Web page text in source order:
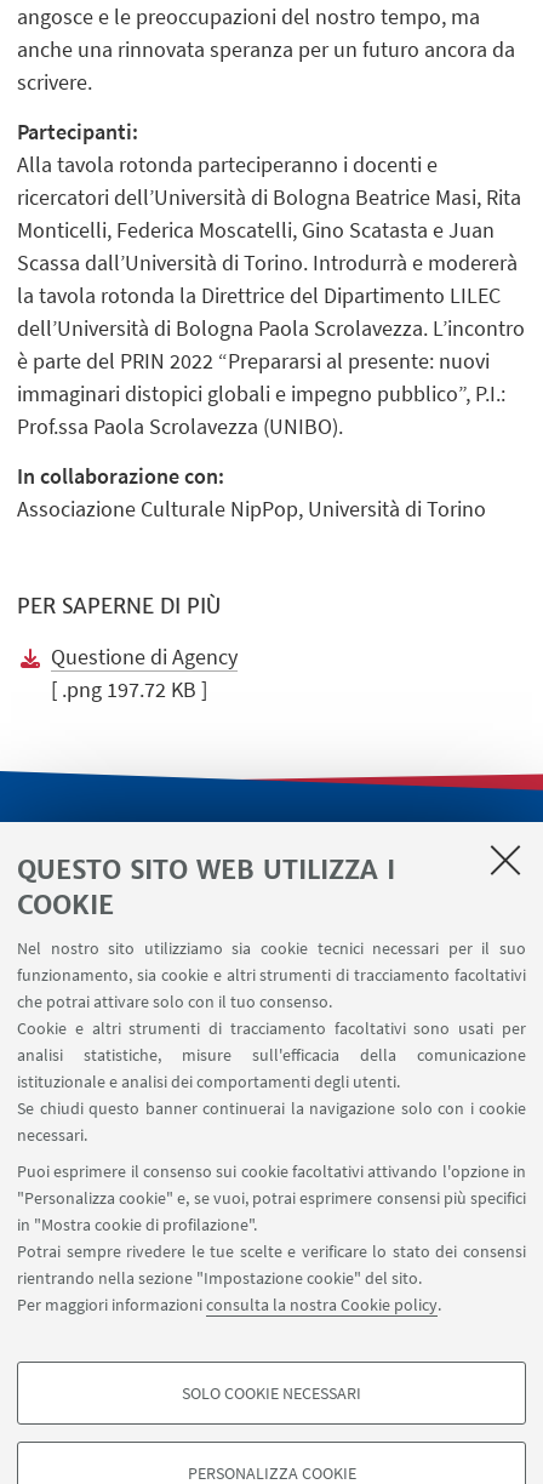
QUESTO SITO WEB UTILIZZA I
COOKIE
Nel nostro sito utilizziamo sia cookie tecnici necessari per il suo
funzionamento, sia cookie e altri strumenti di tracciamento facoltativi
che potrai attivare solo con il tuo consenso.
Cookie e altri strumenti di tracciamento facoltativi sono usati per
analisi statistiche, misure sull'efficacia della comunicazione
istituzionale e analisi dei comportamenti degli utenti.
Se chiudi questo banner continuerai la navigazione solo con i cookie
necessari.
Puoi esprimere il consenso sui cookie facoltativi attivando l'opzione in
"Personalizza cookie" e, se vuoi, potrai esprimere consensi più specifici
in "Mostra cookie di profilazione".
Potrai sempre rivedere le tue scelte e verificare lo stato dei consensi
rientrando nella sezione "Impostazione cookie" del sito.
Per maggiori informazioniconsulta la nostra Cookie policy.
COOKIE DI PROFILAZIONE - FACOLTATIVI
SOLO COOKIE NECESSARI
PERSONALIZZA COOKIE
angosce e le preoccupazioni del nostro tempo, ma
anche una rinnovata speranza per un futuro ancora da
scrivere.
Partecipanti:
Alla tavola rotonda parteciperanno i docenti e
ricercatori dell’Università di Bologna Beatrice Masi, Rita
Monticelli, Federica Moscatelli, Gino Scatasta e Juan
Scassa dall’Università di Torino. Introdurrà e modererà
la tavola rotonda la Direttrice del Dipartimento LILEC
dell’Università di Bologna Paola Scrolavezza. L’incontro
è parte del PRIN 2022 “Prepararsi al presente: nuovi
immaginari distopici globali e impegno pubblico”, P.I.:
Prof.ssa Paola Scrolavezza (UNIBO).
In collaborazione con:
Associazione Culturale NipPop, Università di Torino
PER SAPERNE DI PIÙ
Questione di Agency
[ .png 197.72 KB ]
Segnala un evento
Contatti
SEGUI IL DIPARTIMENTO SU:
SEGUI UNIBO SU:
APP:
©Copyright 2026 - ALMA MATER STUDIORUM - Università di
Bologna - Via Zamboni, 33 - 40126 Bologna - PI: 01131710376 - CF: